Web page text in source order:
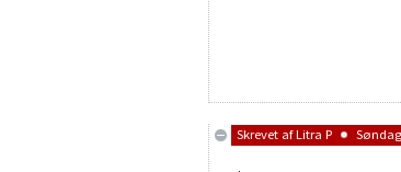
Skrevet afLitra P